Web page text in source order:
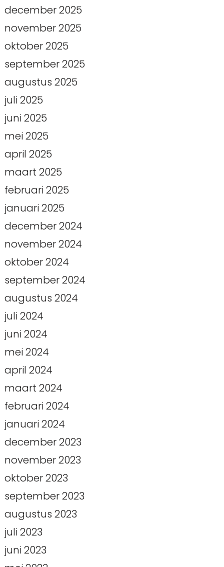
december 2025
november 2025
oktober 2025
september 2025
augustus 2025
juli 2025
juni 2025
mei 2025
april 2025
maart 2025
februari 2025
januari 2025
december 2024
november 2024
oktober 2024
september 2024
augustus 2024
juli 2024
juni 2024
mei 2024
april 2024
maart 2024
februari 2024
januari 2024
december 2023
november 2023
oktober 2023
september 2023
augustus 2023
juli 2023
juni 2023